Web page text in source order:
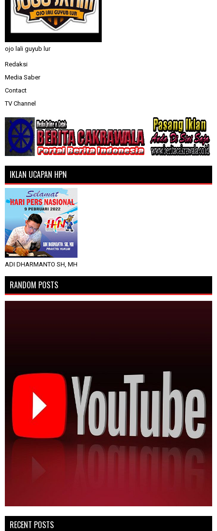
ojo lali guyub lur
Redaksi
Media Saber
Contact
TV Channel
IKLAN UCAPAN HPN
ADI DHARMANTO SH, MH
RANDOM POSTS
RECENT POSTS